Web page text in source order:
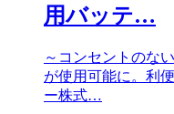
用バッテ…
～コンセントのな
が使用可能に。利
ー株式…